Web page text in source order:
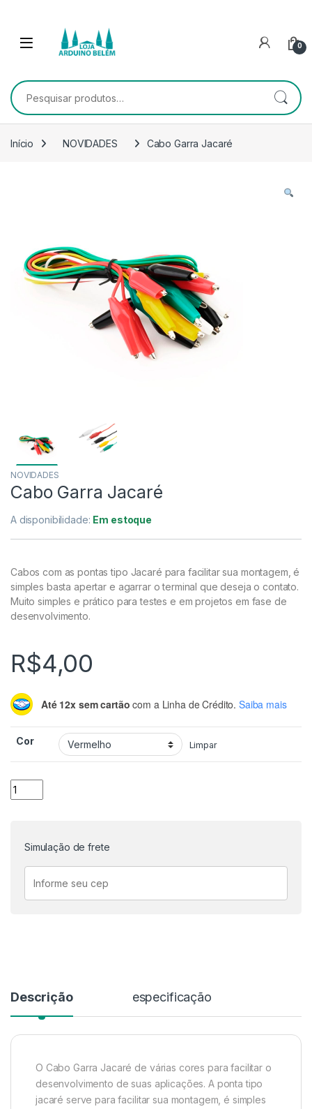
0
Pesquisar por:
Início NOVIDADES Cabo Garra Jacaré
NOVIDADES
Cabo Garra Jacaré
A disponibilidade: Em estoque
Cabos com as pontas tipo Jacaré para facilitar sua montagem, é
simples basta apertar e agarrar o terminal que deseja o contato.
Muito simples e prático para testes e em projetos em fase de
desenvolvimento.
R$4,00
Até 12x sem cartão com a Linha de Crédito. Saiba mais
Cor Limpar
Cabo Garra Jacaré quantidade
Simulação de frete
Descrição especificação
O Cabo Garra Jacaré de várias cores para facilitar o
desenvolvimento de suas aplicações. A ponta tipo
jacaré serve para facilitar sua montagem, é simples